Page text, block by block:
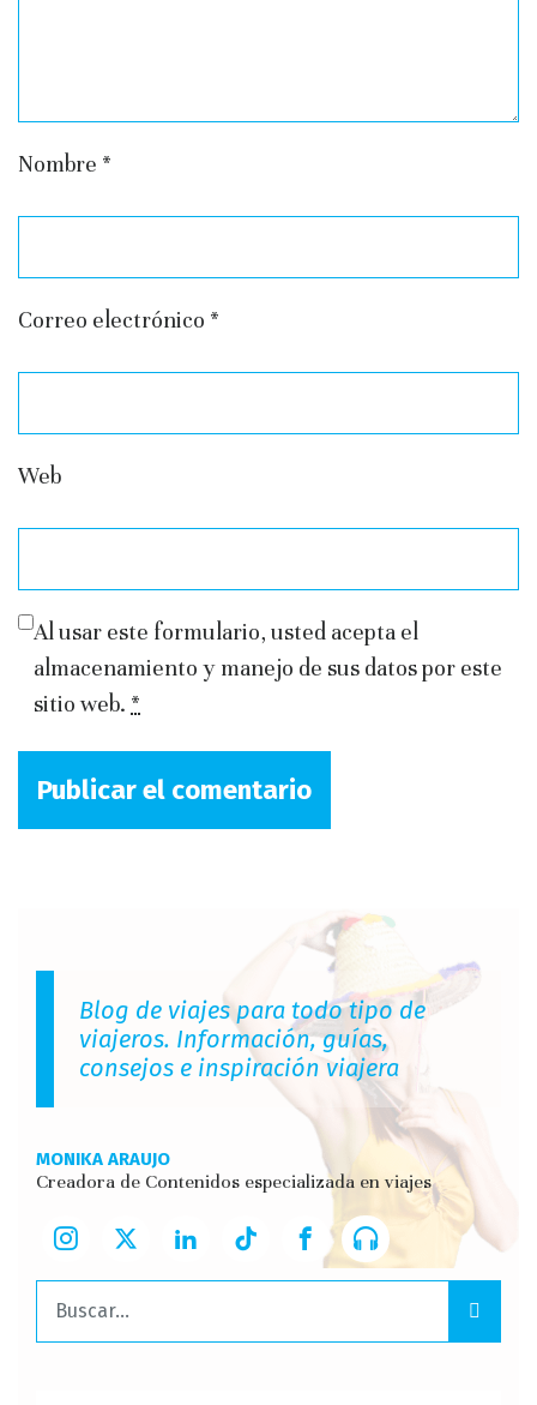
Nombre *
Correo electrónico *
Web
Al usar este formulario, usted acepta el
almacenamiento y manejo de sus datos por este
sitio web. *
Blog de viajes para todo tipo de
viajeros. Información, guías,
consejos e inspiración viajera
MONIKA ARAUJO
Creadora de Contenidos especializada en viajes